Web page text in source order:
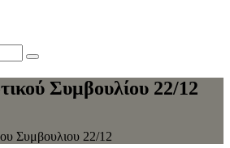
Συμβουλίου 22/12
Συμβουλιου 22/12